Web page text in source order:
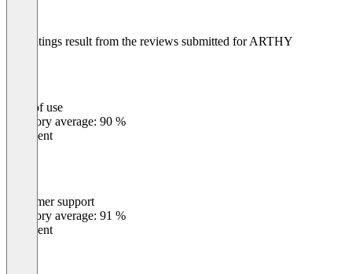
The ratings result from the reviews submitted for ARTHY
Ease of use
Category average: 90 %
Excellent
Customer support
Category average: 91 %
Excellent